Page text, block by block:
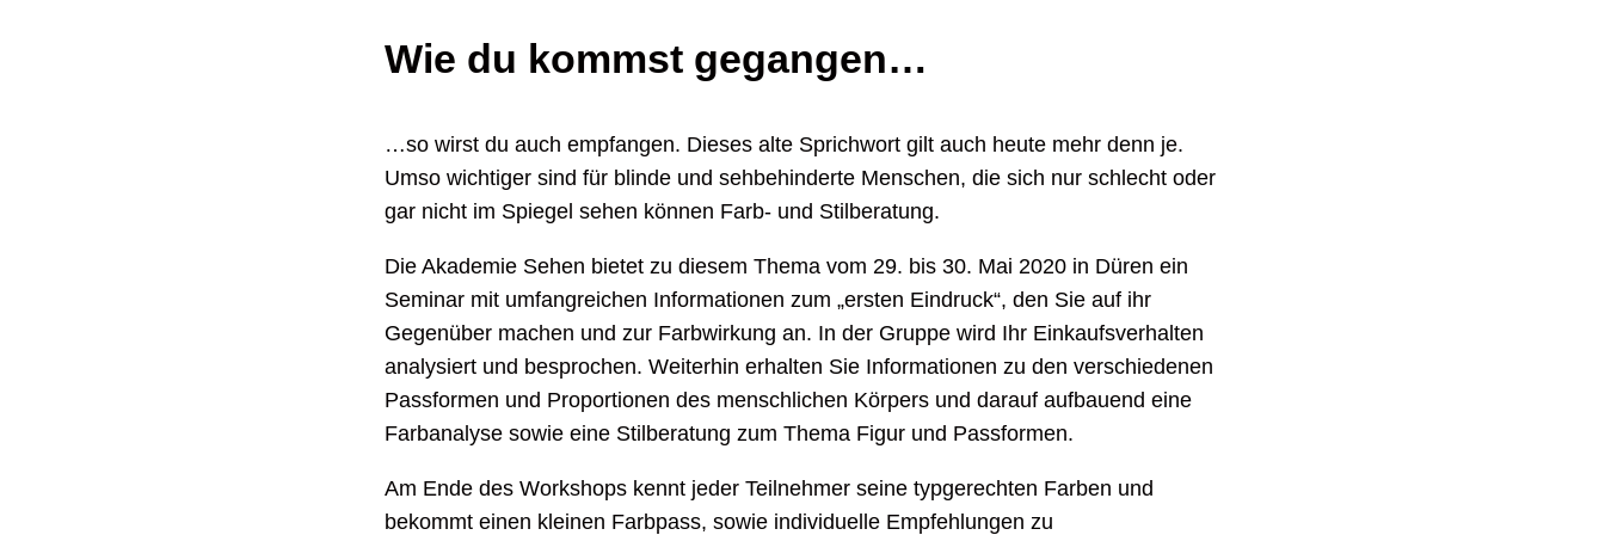
Wie du kommst gegangen…
…so wirst du auch empfangen. Dieses alte Sprichwort gilt auch heute mehr denn je.
Umso wichtiger sind für blinde und sehbehinderte Menschen, die sich nur schlecht oder
gar nicht im Spiegel sehen können Farb- und Stilberatung.
Die Akademie Sehen bietet zu diesem Thema vom 29. bis 30. Mai 2020 in Düren ein
Seminar mit umfangreichen Informationen zum „ersten Eindruck“, den Sie auf ihr
Gegenüber machen und zur Farbwirkung an. In der Gruppe wird Ihr Einkaufsverhalten
analysiert und besprochen. Weiterhin erhalten Sie Informationen zu den verschiedenen
Passformen und Proportionen des menschlichen Körpers und darauf aufbauend eine
Farbanalyse sowie eine Stilberatung zum Thema Figur und Passformen.
Am Ende des Workshops kennt jeder Teilnehmer seine typgerechten Farben und
bekommt einen kleinen Farbpass, sowie individuelle Empfehlungen zu